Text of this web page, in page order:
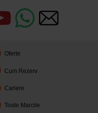
Oferte
Cum Rezerv
Cariere
Toate Marcile